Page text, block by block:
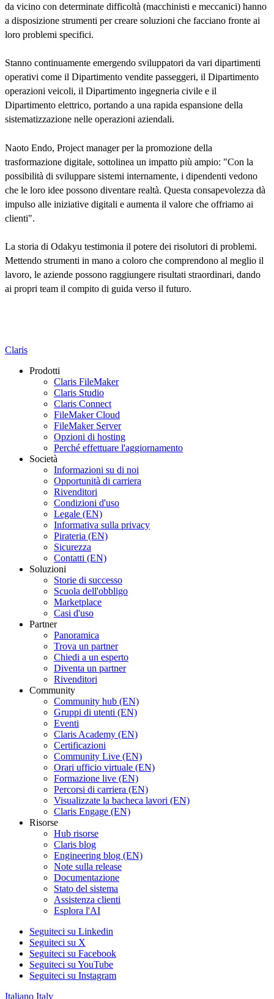
da vicino con determinate difficoltà (macchinisti e meccanici) hanno
a disposizione strumenti per creare soluzioni che facciano fronte ai
loro problemi specifici.
Stanno continuamente emergendo sviluppatori da vari dipartimenti
operativi come il Dipartimento vendite passeggeri, il Dipartimento
operazioni veicoli, il Dipartimento ingegneria civile e il
Dipartimento elettrico, portando a una rapida espansione della
sistematizzazione nelle operazioni aziendali.
Naoto Endo, Project manager per la promozione della
trasformazione digitale, sottolinea un impatto più ampio: "Con la
possibilità di sviluppare sistemi internamente, i dipendenti vedono
che le loro idee possono diventare realtà. Questa consapevolezza dà
impulso alle iniziative digitali e aumenta il valore che offriamo ai
clienti".
La storia di Odakyu testimonia il potere dei risolutori di problemi.
Mettendo strumenti in mano a coloro che comprendono al meglio il
lavoro, le aziende possono raggiungere risultati straordinari, dando
ai propri team il compito di guida verso il futuro.
Claris
Prodotti
Claris FileMaker
Claris Studio
Claris Connect
FileMaker Cloud
FileMaker Server
Opzioni di hosting
Perché effettuare l'aggiornamento
Società
Informazioni su di noi
Opportunità di carriera
Rivenditori
Condizioni d'uso
Legale (EN)
Informativa sulla privacy
Pirateria (EN)
Sicurezza
Contatti (EN)
Soluzioni
Storie di successo
Scuola dell'obbligo
Marketplace
Casi d'uso
Partner
Panoramica
Trova un partner
Chiedi a un esperto
Diventa un partner
Rivenditori
Community
Community hub (EN)
Gruppi di utenti (EN)
Eventi
Claris Academy (EN)
Certificazioni
Community Live (EN)
Orari ufficio virtuale (EN)
Formazione live (EN)
Percorsi di carriera (EN)
Visualizzate la bacheca lavori (EN)
Claris Engage (EN)
Risorse
Hub risorse
Claris blog
Engineering blog (EN)
Note sulla release
Documentazione
Stato del sistema
Assistenza clienti
Esplora l'AI
Seguiteci su Linkedin
Seguiteci su X
Seguiteci su Facebook
Seguiteci su YouTube
Seguiteci su Instagram
Italiano Italy